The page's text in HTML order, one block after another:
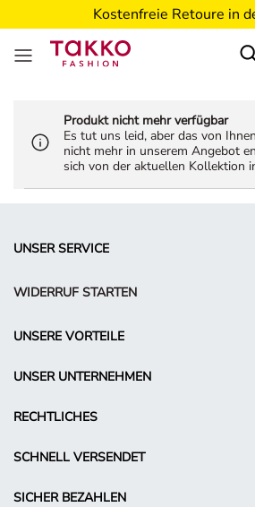
Kostenfreie Retoure in
5€ Gutschein nach
Produkt nicht mehr verfügbar
Es tut uns leid, aber das von
nicht mehr in unserem Angebot
sich von der aktuellen Kollektion
UNSER SERVICE
WIDERRUF STARTEN
UNSERE VORTEILE
UNSER UNTERNEHMEN
RECHTLICHES
SCHNELL VERSENDET
SICHER BEZAHLEN